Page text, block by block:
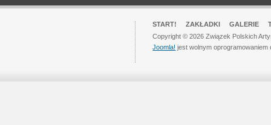
START! ZAKŁADKI GALERIE
Copyright © 2026 Związek Polskich
Joomla! jest wolnym